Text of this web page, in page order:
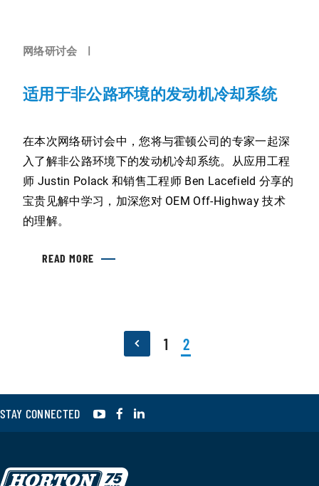
网络研讨会
适用于非公路环境的发动机冷却系统
在本次网络研讨会中，您将与霍顿公司的专家一起深
入了解非公路环境下的发动机冷却系统。从应用工程
师 Justin Polack 和销售工程师 Ben Lacefield 分享的
宝贵见解中学习，加深您对 OEM Off-Highway 技术
的理解。
READ MORE
1 2
STAY CONNECTED YouTubeFacebook